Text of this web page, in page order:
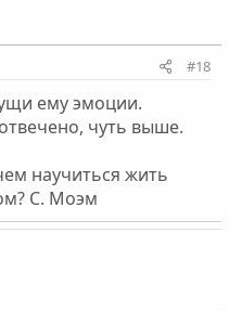
#18
ему эмоции.
чуть выше.
научиться жить
С. Моэм